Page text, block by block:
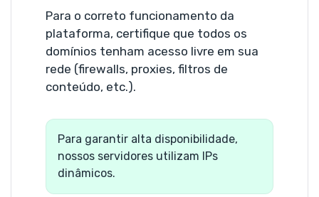
Para o correto funcionamento da
plataforma, certifique que todos os
domínios tenham acesso livre em sua
rede (firewalls, proxies, filtros de
conteúdo, etc.).
Para garantir alta disponibilidade,
nossos servidores utilizam IPs
dinâmicos.